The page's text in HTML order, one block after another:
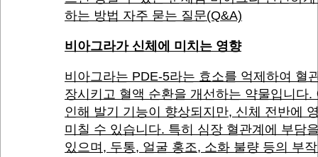
하는 방법 자주 묻는 질문(Q&A)
비아그라가 신체에 미치는 영향
비아그라는 PDE-5라는 효소를 억제하여 혈
장시키고 혈액 순환을 개선하는 약물입니다.
인해 발기 기능이 향상되지만, 신체 전반에
미칠 수 있습니다. 특히 심장 혈관계에 부담
있으며, 두통, 얼굴 홍조, 소화 불량 등의 부